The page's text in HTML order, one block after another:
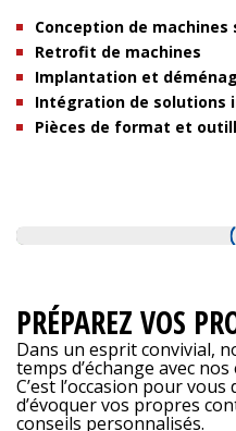
Conception de machines
Retrofit de machines
Implantation et
Intégration de solutions
Pièces de format et
PRÉPAREZ VOS
Dans un esprit convivial,
temps d’échange avec
C’est l’occasion pour
d’évoquer vos propres
conseils personnalisés.